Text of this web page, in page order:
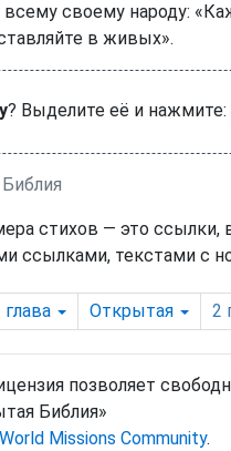
всему своему народу:
в живых».
? Выделите её и нажмите:
стихов — это ссылки,
ссылками, текстами с
глава Открытая 2
позволяет
Библия»
Missions Community.